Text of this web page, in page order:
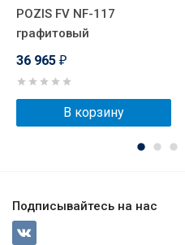
POZIS FV NF-117
графитовый
36 965 ₽
В корзину
Подписывайтесь на нас